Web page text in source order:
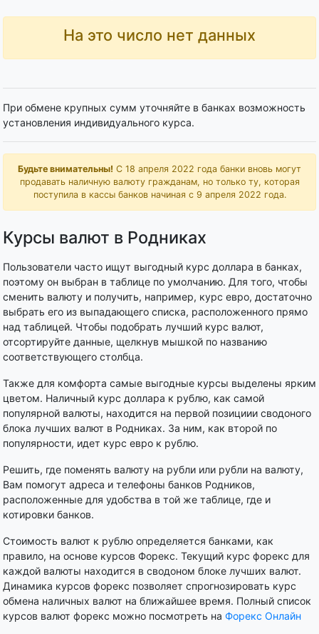
На это число нет данных
При обмене крупных сумм уточняйте в банках возможность
установления индивидуального курса.
Будьте внимательны! С 18 апреля 2022 года банки вновь могут
продавать наличную валюту гражданам, но только ту, которая
поступила в кассы банков начиная с 9 апреля 2022 года.
Курсы валют в Родниках
Пользователи часто ищут выгодный курс доллара в банках,
поэтому он выбран в таблице по умолчанию. Для того, чтобы
сменить валюту и получить, например, курс евро, достаточно
выбрать его из выпадающего списка, расположенного прямо
над таблицей. Чтобы подобрать лучший курс валют,
отсортируйте данные, щелкнув мышкой по названию
соответствующего столбца.
Также для комфорта самые выгодные курсы выделены ярким
цветом. Наличный курс доллара к рублю, как самой
популярной валюты, находится на первой позициии сводоного
блока лучших валют в Родниках. За ним, как второй по
популярности, идет курс евро к рублю.
Решить, где поменять валюту на рубли или рубли на валюту,
Вам помогут адреса и телефоны банков Родников,
расположенные для удобства в той же таблице, где и
котировки банков.
Стоимость валют к рублю определяется банками, как
правило, на основе курсов Форекс. Текущий курс форекс для
каждой валюты находится в сводоном блоке лучших валют.
Динамика курсов форекс позволяет спрогнозировать курс
обмена наличных валют на ближайшее время. Полный список
курсов валют форекс можно посмотреть на Форекс Онлайн